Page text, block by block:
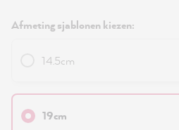
Afmeting sjablonen kiezen:
14.5cm
19cm